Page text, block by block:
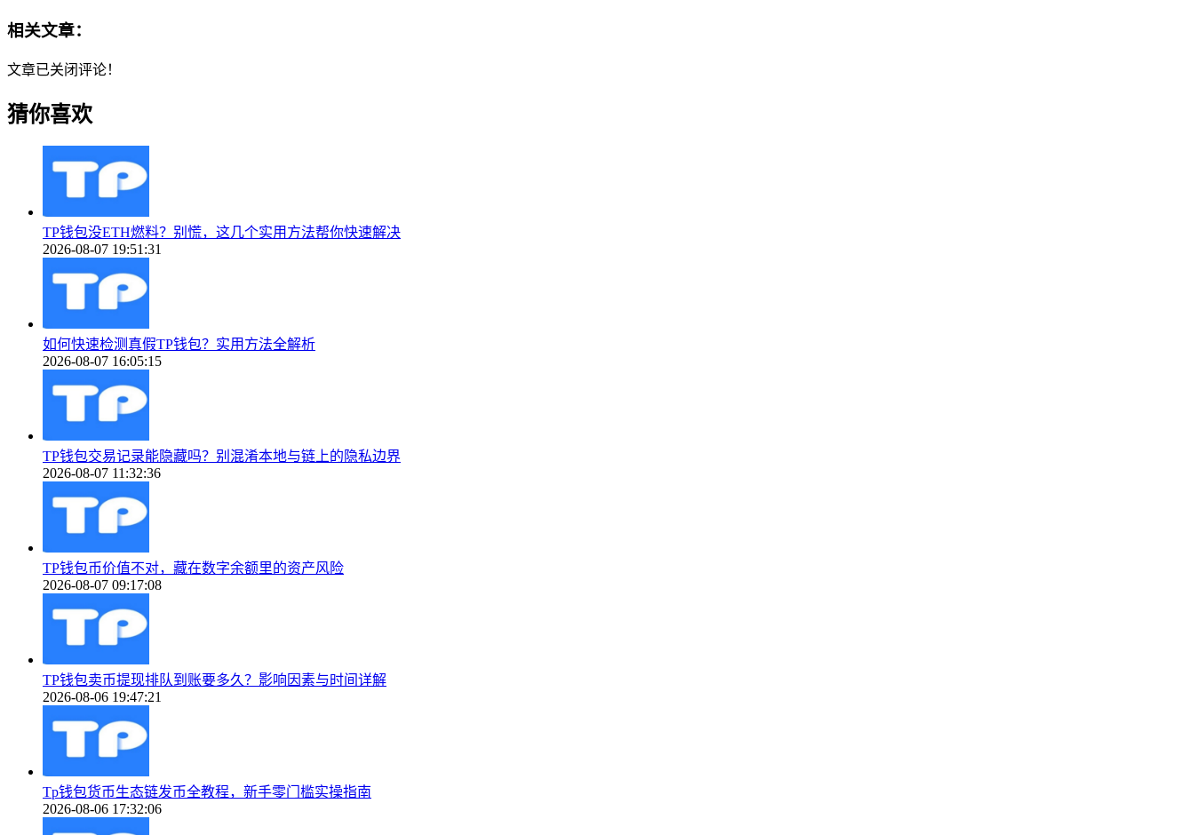
相关文章：
文章已关闭评论！
猜你喜欢
TP钱包没ETH燃料？别慌，这几个实用方法帮你快速解决
2026-08-07 19:51:31
如何快速检测真假TP钱包？实用方法全解析
2026-08-07 16:05:15
TP钱包交易记录能隐藏吗？别混淆本地与链上的隐私边界
2026-08-07 11:32:36
TP钱包币价值不对，藏在数字余额里的资产风险
2026-08-07 09:17:08
TP钱包卖币提现排队到账要多久？影响因素与时间详解
2026-08-06 19:47:21
Tp钱包货币生态链发币全教程，新手零门槛实操指南
2026-08-06 17:32:06